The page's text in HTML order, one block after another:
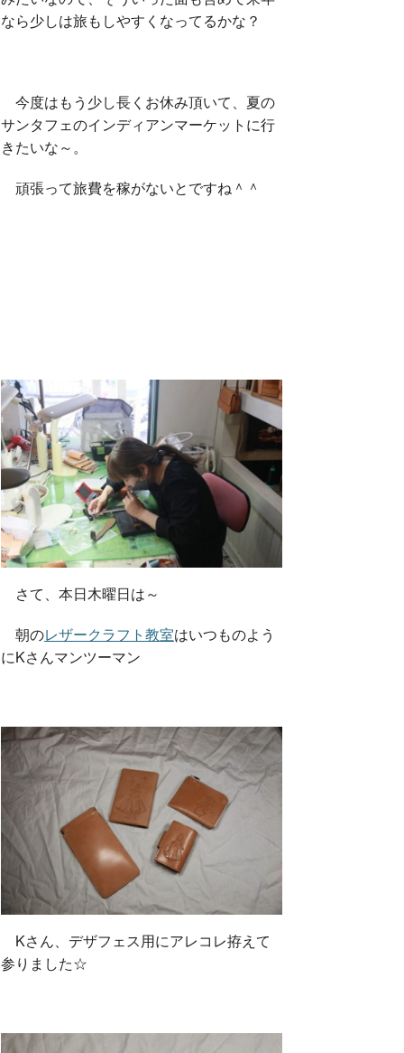
なら少しは旅もしやすくなってるかな？
今度はもう少し長くお休み頂いて、夏の
サンタフェのインディアンマーケットに行
きたいな～。
頑張って旅費を稼がないとですね＾＾
さて、本日木曜日は～
朝のレザークラフト教室はいつものよう
にKさんマンツーマン
Kさん、デザフェス用にアレコレ拵えて
参りました☆